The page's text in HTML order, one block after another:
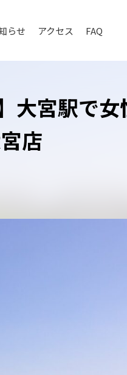
らせ アクセス FAQ
大宮駅で
店